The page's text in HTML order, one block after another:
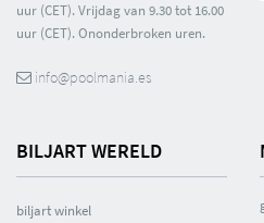
uur (CET). Vrijdag van 9.30 tot 16.00
uur (CET). Ononderbroken uren.
info@poolmania.es
BILJART WERELD
biljart winkel